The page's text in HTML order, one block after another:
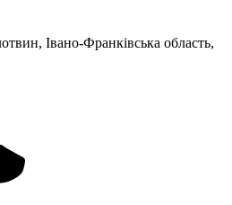
Івано-Франківська область,